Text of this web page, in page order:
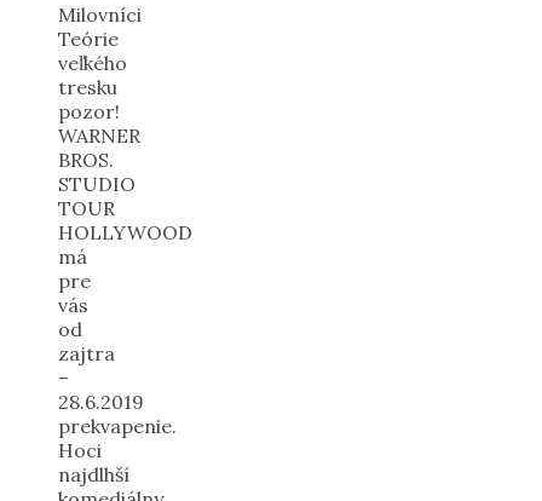
Milovníci
Teórie
veľkého
tresku
pozor!
WARNER
BROS.
STUDIO
TOUR
HOLLYWOOD
má
pre
vás
od
zajtra
–
28.6.2019
prekvapenie.
Hoci
najdlhší